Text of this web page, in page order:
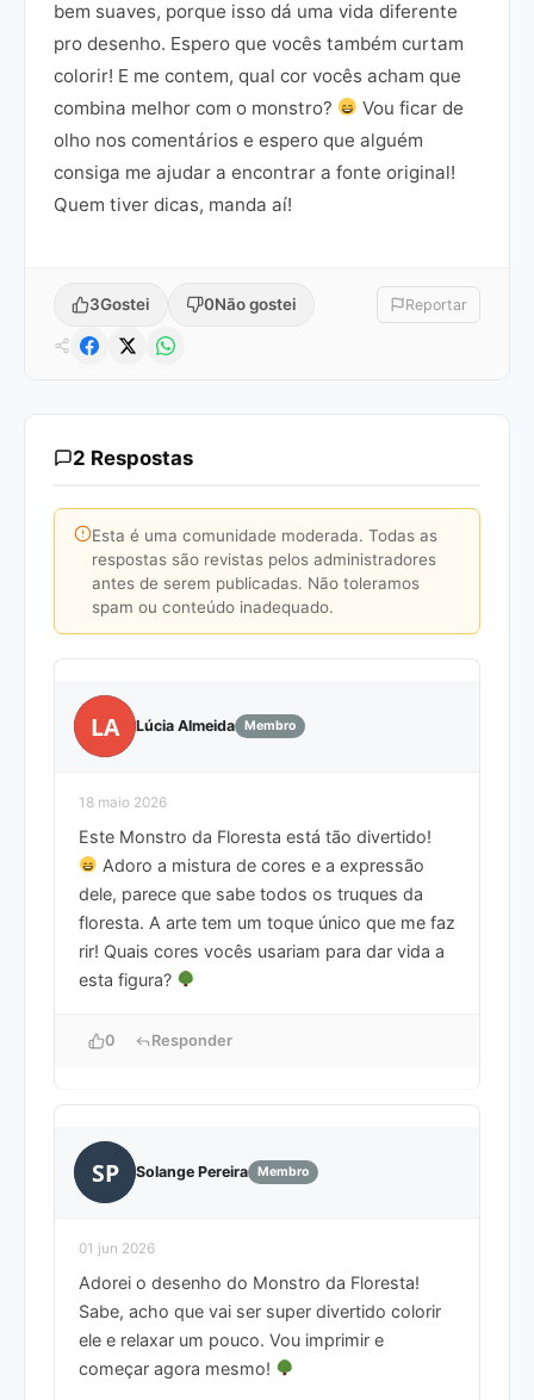
bem suaves, porque isso dá uma vida diferente
pro desenho. Espero que vocês também curtam
colorir! E me contem, qual cor vocês acham que
combina melhor com o monstro?
Vou ficar de
olho nos comentários e espero que alguém
consiga me ajudar a encontrar a fonte original!
Quem tiver dicas, manda aí!
3Gostei 0Não gostei Reportar
2 Respostas
Esta é uma comunidade moderada. Todas as
respostas são revistas pelos administradores
antes de serem publicadas. Não toleramos
spam ou conteúdo inadequado.
LA Lúcia Almeida Membro
18 maio 2026
Este Monstro da Floresta está tão divertido!
Adoro a mistura de cores e a expressão
dele, parece que sabe todos os truques da
floresta. A arte tem um toque único que me faz
rir! Quais cores vocês usariam para dar vida a
esta figura?
0 Responder
SP Solange Pereira Membro
01 jun 2026
Adorei o desenho do Monstro da Floresta!
Sabe, acho que vai ser super divertido colorir
ele e relaxar um pouco. Vou imprimir e
começar agora mesmo!